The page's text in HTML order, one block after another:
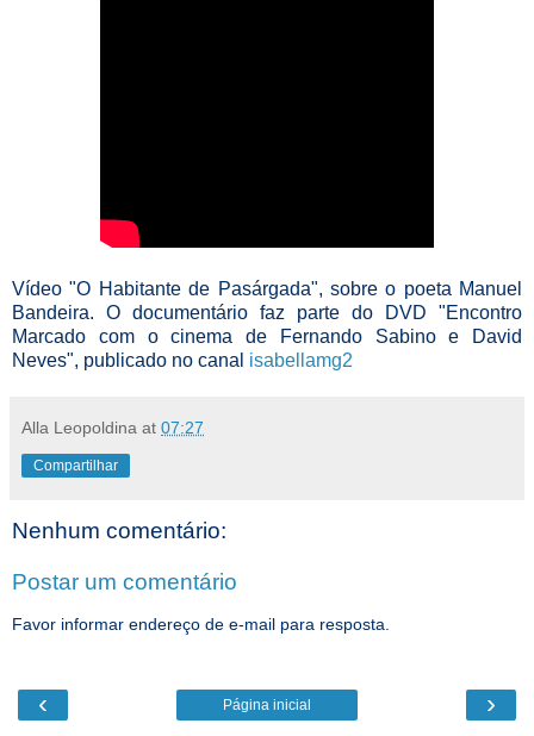
Vídeo "O Habitante de Pasárgada", sobre o poeta Manuel
Bandeira. O documentário faz parte do DVD "Encontro
Marcado com o cinema de Fernando Sabino e David
Neves", publicado no canal isabellamg2
Alla Leopoldina at 07:27
Compartilhar
Nenhum comentário:
Postar um comentário
Favor informar endereço de e-mail para resposta.
‹ ›
Página inicial